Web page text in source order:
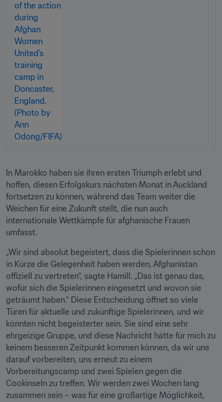
In Marokko haben sie ihren ersten Triumph erlebt und
hoffen, diesen Erfolgskurs nächsten Monat in Auckland
fortsetzen zu können, während das Team weiter die
Weichen für eine Zukunft stellt, die nun auch
internationale Wettkämpfe für afghanische Frauen
umfasst.
„Wir sind absolut begeistert, dass die Spielerinnen schon
in Kürze die Gelegenheit haben werden, Afghanistan
offiziell zu vertreten“, sagte Hamill. „Das ist genau das,
wofür sich die Spielerinnen eingesetzt und wovon sie
geträumt haben.“ Diese Entscheidung öffnet so viele
Türen für aktuelle und zukünftige Spielerinnen, und wir
könnten nicht begeisterter sein. Sie sind eine sehr
ehrgeizige Gruppe, und diese Nachricht hätte für mich zu
keinem besseren Zeitpunkt kommen können, da wir uns
darauf vorbereiten, uns erneut zu einem
Vorbereitungscamp und zwei Spielen gegen die
Cookinseln zu treffen. Wir werden zwei Wochen lang
zusammen sein – was für eine großartige Möglichkeit,